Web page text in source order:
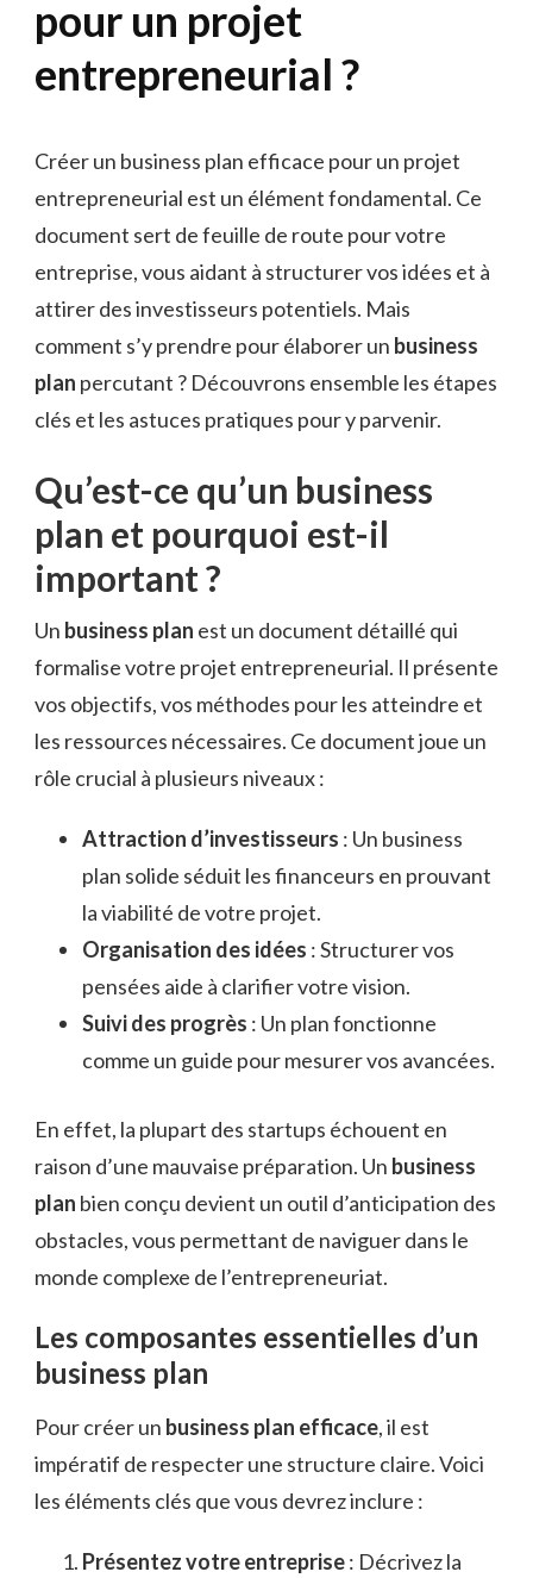
pour un projet
entrepreneurial ?
Créer un business plan efficace pour un projet
entrepreneurial est un élément fondamental. Ce
document sert de feuille de route pour votre
entreprise, vous aidant à structurer vos idées et à
attirer des investisseurs potentiels. Mais
comment s’y prendre pour élaborer un business
plan percutant ? Découvrons ensemble les étapes
clés et les astuces pratiques pour y parvenir.
Qu’est-ce qu’un business
plan et pourquoi est-il
important ?
Un business plan est un document détaillé qui
formalise votre projet entrepreneurial. Il présente
vos objectifs, vos méthodes pour les atteindre et
les ressources nécessaires. Ce document joue un
rôle crucial à plusieurs niveaux :
Attraction d’investisseurs : Un business
plan solide séduit les financeurs en prouvant
la viabilité de votre projet.
Organisation des idées : Structurer vos
pensées aide à clarifier votre vision.
Suivi des progrès : Un plan fonctionne
comme un guide pour mesurer vos avancées.
En effet, la plupart des startups échouent en
raison d’une mauvaise préparation. Un business
plan bien conçu devient un outil d’anticipation des
obstacles, vous permettant de naviguer dans le
monde complexe de l’entrepreneuriat.
Les composantes essentielles d’un
business plan
Pour créer un business plan efficace, il est
impératif de respecter une structure claire. Voici
les éléments clés que vous devrez inclure :
Présentez votre entreprise: Décrivez la